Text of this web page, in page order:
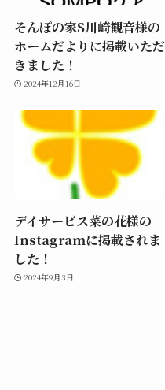
そんぽの家S川崎観音様の
ホームだよりに掲載いただ
きました！
2024年12月16日
デイサービス菜の花様の
Instagramに掲載されま
した！
2024年9月3日